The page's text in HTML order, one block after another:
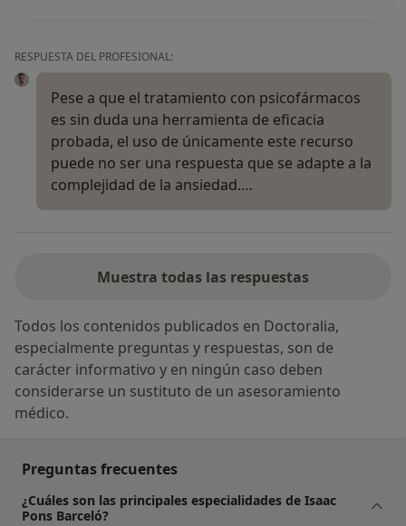
RESPUESTA DEL PROFESIONAL:
Pese a que el tratamiento con psicofármacos
es sin duda una herramienta de eficacia
probada, el uso de únicamente este recurso
puede no ser una respuesta que se adapte a la
complejidad de la ansiedad.…
Muestra todas las respuestas
Todos los contenidos publicados en Doctoralia,
especialmente preguntas y respuestas, son de
carácter informativo y en ningún caso deben
considerarse un sustituto de un asesoramiento
médico.
Preguntas frecuentes
¿Cuáles son las principales especialidades de Isaac
Pons Barceló?